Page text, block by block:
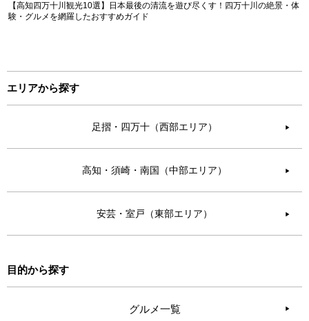
【高知四万十川観光10選】日本最後の清流を遊び尽くす！四万十川の絶景・体
験・グルメを網羅したおすすめガイド
エリアから探す
足摺・四万十（西部エリア） ▶︎
高知・須崎・南国（中部エリア） ▶︎
安芸・室戸（東部エリア） ▶︎
目的から探す
グルメ一覧